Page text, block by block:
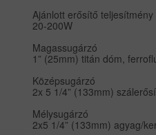
Ajánlott erősítő teljesítmény
20-200W
Magassugárzó
1” (25mm) titán dóm,
Középsugárzó
2x 5 1/4” (133mm)
Mélysugárzó
2x5 1/4” (133mm) agyag/